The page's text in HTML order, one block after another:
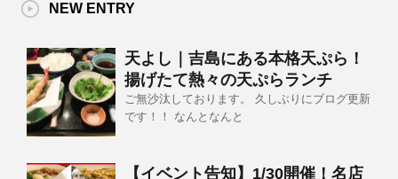
NEW ENTRY
天よし｜吉島にある本格天ぷら！
揚げたて熱々の天ぷらランチ
ご無沙汰しております。 久しぶりにブログ更新
です！！ なんとなんと
【イベント告知】1/30開催！名店